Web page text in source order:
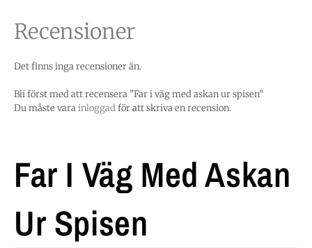
Recensioner
Det finns inga recensioner än.
Bli först med att recensera ”Far i väg med askan ur spisen”
Du måste varainloggadför att skriva en recension.
Far I Väg Med Askan
Ur Spisen